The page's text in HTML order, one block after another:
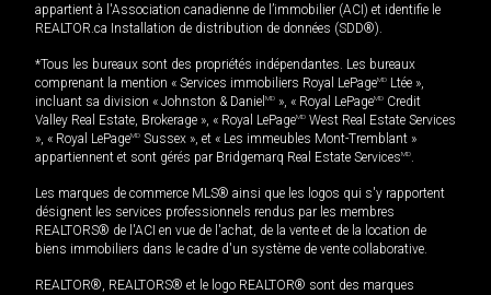
appartient à l'Association canadienne de l’immobilier (ACI) et identifie le
REALTOR.ca Installation de distribution de données (SDD®).
*Tous les bureaux sont des propriétés indépendantes. Les bureaux
comprenant la mention « Services immobiliers Royal LePageMD Ltée »,
incluant sa division « Johnston & Daniel MD », « Royal LePageMD Credit
Valley Real Estate, Brokerage », « Royal LePageMD West Real Estate Services
», « Royal LePageMD Sussex », et « Les immeubles Mont-Tremblant »
appartiennent et sont gérés par Bridgemarq Real Estate ServicesMD.
Les marques de commerce MLS® ainsi que les logos qui s'y rapportent
désignent les services professionnels rendus par les membres
REALTORS® de l'ACI en vue de l'achat, de la vente et de la location de
biens immobiliers dans le cadre d'un système de vente collaborative.
REALTOR®, REALTORS® et le logo REALTOR® sont des marques